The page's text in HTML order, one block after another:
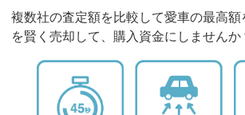
複数社の査定額を比較して愛車の最高
を賢く売却して、購入資金にしませんか